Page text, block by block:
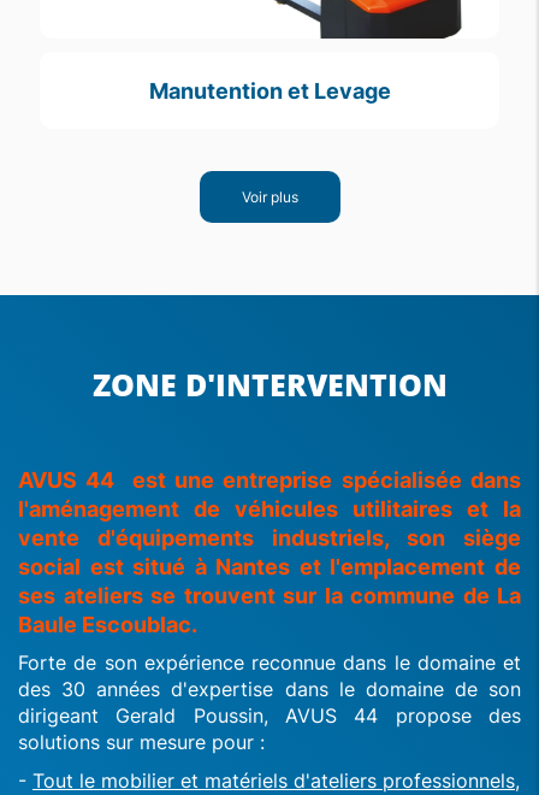
Manutention et Levage
Voir plus
ZONE D'INTERVENTION
AVUS 44 est une entreprise spécialisée dans
l'aménagement de véhicules utilitaires et la
vente d'équipements industriels, son siège
social est situé à Nantes et l'emplacement de
ses ateliers se trouvent sur la commune de La
Baule Escoublac.
Forte de son expérience reconnue dans le domaine et
des 30 années d'expertise dans le domaine de son
dirigeant Gerald Poussin, AVUS 44 propose des
solutions sur mesure pour :
- Tout le mobilier et matériels d'ateliers professionnels,